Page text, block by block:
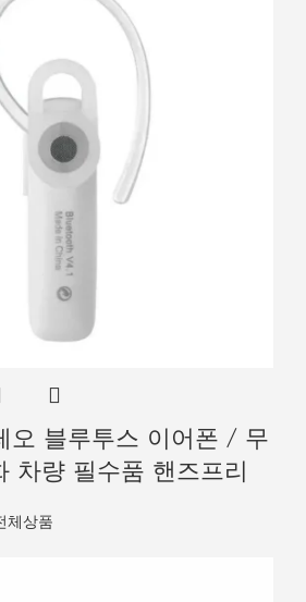
오 블루투스 이어폰 / 무
차량 필수품 핸즈프리
체상품